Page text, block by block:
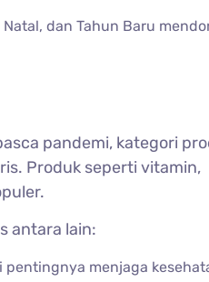
dan Tahun Baru
pandemi, kategori
Produk seperti vitamin,
antara lain:
menjaga